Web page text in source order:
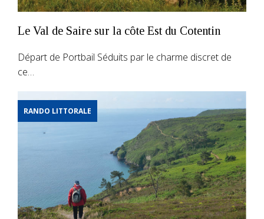
Le Val de Saire sur la côte Est du Cotentin
Départ de Portbail Séduits par le charme discret de
ce…
RANDO LITTORALE